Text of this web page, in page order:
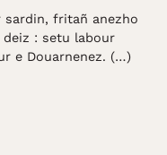
sardin, fritañ anezho
: setu labour
e Douarnenez. (…)